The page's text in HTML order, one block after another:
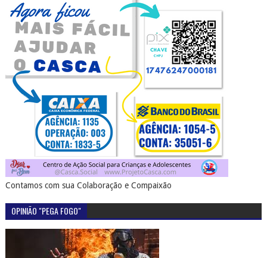
Contamos com sua Colaboração e Compaixão
OPINIÃO "PEGA FOGO"